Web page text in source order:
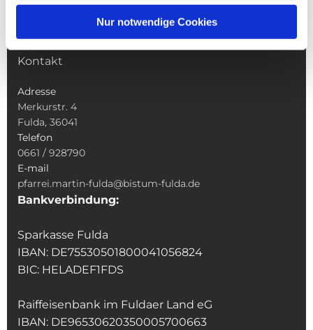
Nur notwendige Cookies
Veranstaltungen & Angebote
Kindertagesstätte St. Andreas
Kontakt
Adresse
Merkurstr. 4
Fulda, 36041
Telefon
0661 / 928790
E-mail
pfarrei.martin-fulda@bistum-fulda.de
Bankverbindung:
Sparkasse Fulda
IBAN: DE75530501800041056824
BIC: HELADEF1FDS
Raiffeisenbank im Fuldaer Land eG
IBAN: DE96530620350005700663